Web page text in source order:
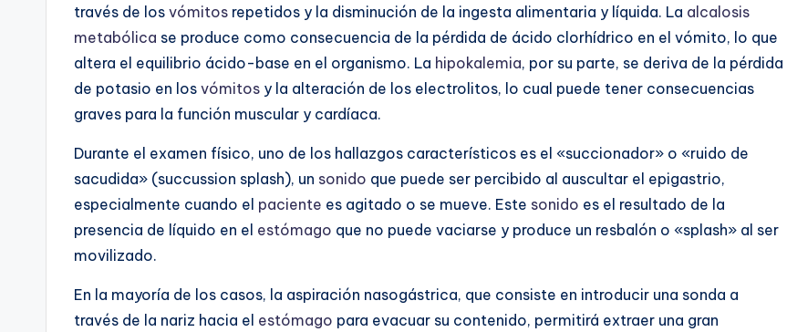
través de los vómitos repetidos y la disminución de la ingesta alimentaria y líquida. La alcalosis
metabólica se produce como consecuencia de la pérdida de ácido clorhídrico en el vómito, lo que
altera el equilibrio ácido-base en el organismo. La hipokalemia, por su parte, se deriva de la pérdida
de potasio en los vómitos y la alteración de los electrolitos, lo cual puede tener consecuencias
graves para la función muscular y cardíaca.
Durante el examen físico, uno de los hallazgos característicos es el «succionador» o «ruido de
sacudida» (succussion splash), un sonido que puede ser percibido al auscultar el epigastrio,
especialmente cuando el paciente es agitado o se mueve. Este sonido es el resultado de la
presencia de líquido en el estómago que no puede vaciarse y produce un resbalón o «splash» al ser
movilizado.
En la mayoría de los casos, la aspiración nasogástrica, que consiste en introducir una sonda a
través de la nariz hacia el estómago para evacuar su contenido, permitirá extraer una gran